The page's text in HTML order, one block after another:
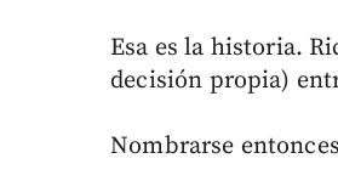
Esa es la historia.
decisión propia)
Nombrarse